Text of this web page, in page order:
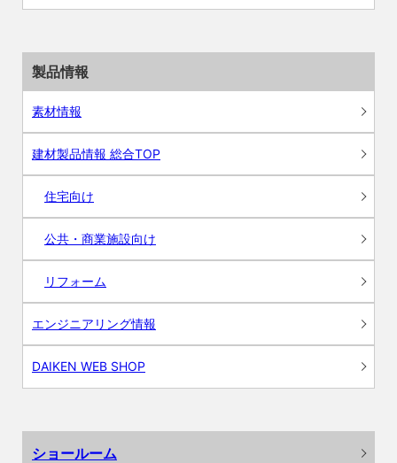
製品情報
素材情報
建材製品情報 総合TOP
住宅向け
公共・商業施設向け
リフォーム
エンジニアリング情報
DAIKEN WEB SHOP
ショールーム